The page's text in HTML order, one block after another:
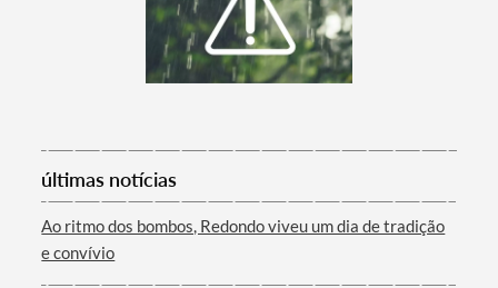
Categorias gerais
últimas notícias
Ao ritmo dos bombos, Redondo viveu um dia de tradição
e convívio